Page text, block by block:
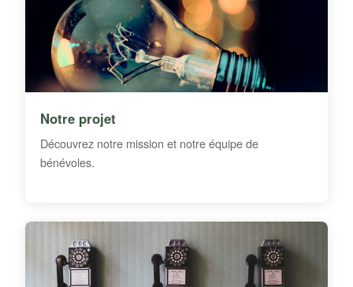
Notre projet
Découvrez notre mission et notre équipe de
bénévoles.